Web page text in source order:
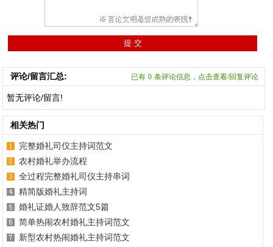
评论/留言汇总: 已有 0 条评论信息，点击查看/回复评论
暂无评论/留言!
相关热门
完整婚礼司仪主持词范文
农村婚礼举办流程
全过程完整婚礼司仪主持串词
精简版婚礼主持词
婚礼证婚人致辞范文5篇
简单热闹农村婚礼主持词范文
新型农村热闹婚礼主持词范文